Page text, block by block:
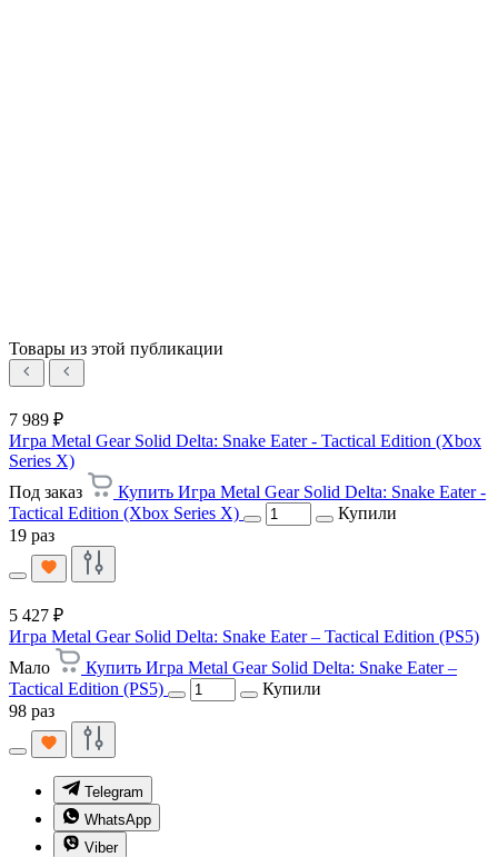
Товары из этой публикации
7 989 ₽
Игра Metal Gear Solid Delta: Snake Eater - Tactical Edition (Xbox
Series X)
Под заказ
Купить Игра Metal Gear Solid Delta: Snake Eater -
Tactical Edition (Xbox Series X)
Купили
19 раз
5 427 ₽
Игра Metal Gear Solid Delta: Snake Eater – Tactical Edition (PS5)
Мало
Купить Игра Metal Gear Solid Delta: Snake Eater –
Tactical Edition (PS5)
Купили
98 раз
Telegram
WhatsApp
Viber